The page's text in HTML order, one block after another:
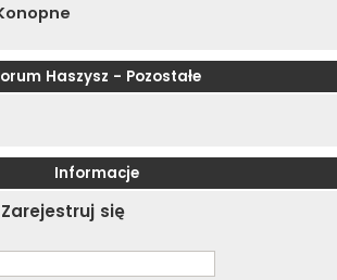
Haszysz - Pozostałe
Informacje
Zarejestruj się